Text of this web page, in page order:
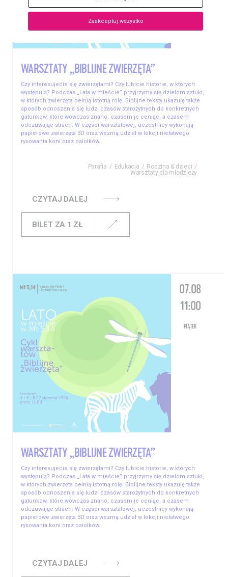
WARSZTATY „BIBLIJNE ZWIERZĘTA”
Czy interesujecie się zwierzętami? Czy lubicie historie, w których
występują? Podczas „Lata w mieście” przyjrzymy się dziełom sztuki,
w których zwierzęta pełnią istotną rolę. Biblijne teksty ukazuję także
sposób odnoszenia się ludzi czasów starożytnych do konkretnych
gatunków, które wówczas znano, czasem je ceniąc, a czasem
odczuwając strach. W części warsztatowej, uczestnicy wykonają
papierowe zwierzęta 3D oraz wezmą udział w lekcji niełatwego
rysowania koni oraz osiołków.
Parafia Edukacja
Rodzina & dzieci
Warsztaty dla młodzieży
CZYTAJ DALEJ
BILET ZA 1 ZŁ
07.08
11:00
PIĄTEK
WARSZTATY „BIBLIJNE ZWIERZĘTA”
Czy interesujecie się zwierzętami? Czy lubicie historie, w których
występują? Podczas „Lata w mieście” przyjrzymy się dziełom sztuki,
w których zwierzęta pełnią istotną rolę. Biblijne teksty ukazuję także
sposób odnoszenia się ludzi czasów starożytnych do konkretnych
gatunków, które wówczas znano, czasem je ceniąc, a czasem
odczuwając strach. W części warsztatowej, uczestnicy wykonają
papierowe zwierzęta 3D oraz wezmą udział w lekcji niełatwego
rysowania koni oraz osiołków.
CZYTAJ DALEJ
Zaakceptuj wszystko